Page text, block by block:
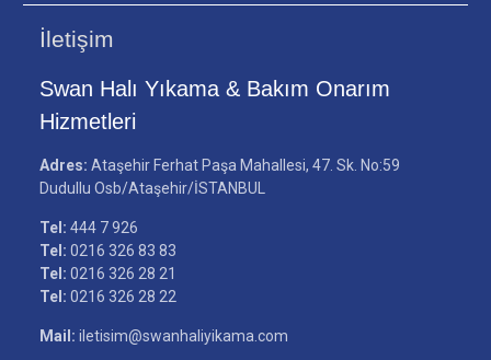
İletişim
Swan Halı Yıkama & Bakım Onarım
Hizmetleri
Adres: Ataşehir Ferhat Paşa Mahallesi, 47. Sk. No:59
Dudullu Osb/Ataşehir/İSTANBUL
Tel: 444 7 926
Tel: 0216 326 83 83
Tel: 0216 326 28 21
Tel: 0216 326 28 22
Mail: iletisim@swanhaliyikama.com